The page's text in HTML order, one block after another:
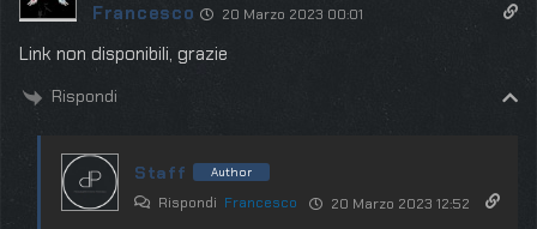
Francesco 20 Marzo 2023 00:01
Link non disponibili, grazie
Rispondi
Staff Author
Rispondi Francesco 20 Marzo 2023 12:52